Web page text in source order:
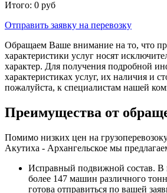
Итого: 0 руб
Отправить заявку на перевозку
Обращаем Ваше внимание на то, что
характеристики услуг носят
характер. Для получения подробной
характеристиках услуг, их наличия и
пожалуйста, к специалистам нашей
Преимущества от
Помимо низких цен на
Акутиха - Архангельское мы
Исправный подвижной состав. В
более 147 машин различного
готова отправиться по вашей